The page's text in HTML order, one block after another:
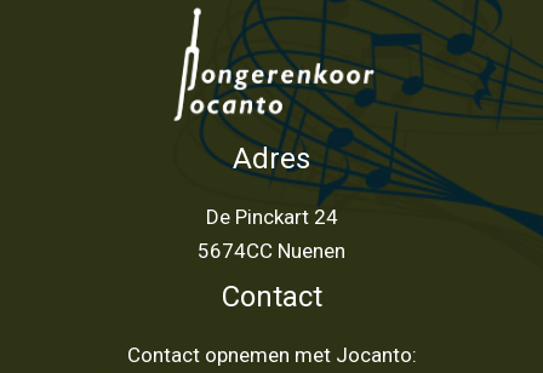
Adres
De Pinckart 24
5674CC Nuenen
Contact
Contact opnemen met Jocanto: